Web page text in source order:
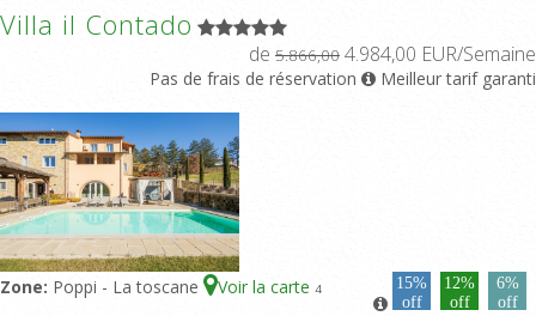
Villa il Contado
de 5.866,00 4.984,00 EUR/Semaine
Pas de frais de réservation Meilleur tarif garanti
Zone: Poppi - La toscane Voir la carte 4
15%
off
12%
off
6%
off